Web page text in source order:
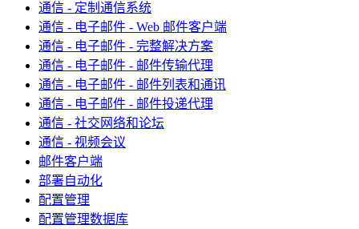
通信 - 定制通信系统
通信 - 电子邮件 - Web 邮件客户端
通信 - 电子邮件 - 完整解决方案
通信 - 电子邮件 - 邮件传输代理
通信 - 电子邮件 - 邮件列表和通讯
通信 - 电子邮件 - 邮件投递代理
通信 - 社交网络和论坛
通信 - 视频会议
邮件客户端
部署自动化
配置管理
配置管理数据库